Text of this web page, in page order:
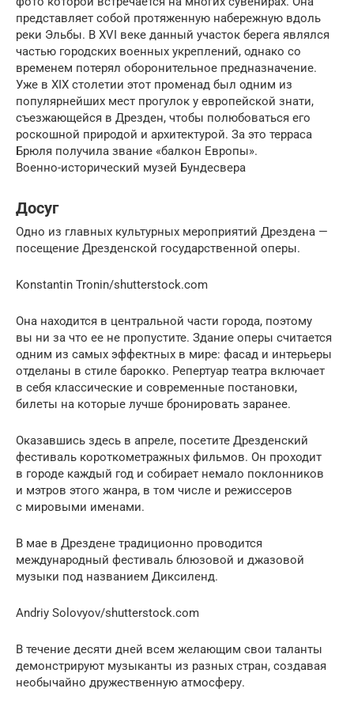
представляет собой протяженную набережную вдоль
реки Эльбы. В XVI веке данный участок берега являлся
частью городских военных укреплений, однако со
временем потерял оборонительное предназначение.
Уже в XIX столетии этот променад был одним из
популярнейших мест прогулок у европейской знати,
съезжающейся в Дрезден, чтобы полюбоваться его
роскошной природой и архитектурой. За это терраса
Брюля получила звание «балкон Европы».
Военно-исторический музей Бундесвера
Досуг
Одно из главных культурных мероприятий Дрездена —
посещение Дрезденской государственной оперы.
Konstantin Tronin/shutterstock.com
Она находится в центральной части города, поэтому
вы ни за что ее не пропустите. Здание оперы считается
одним из самых эффектных в мире: фасад и интерьеры
отделаны в стиле барокко. Репертуар театра включает
в себя классические и современные постановки,
билеты на которые лучше бронировать заранее.
Оказавшись здесь в апреле, посетите Дрезденский
фестиваль короткометражных фильмов. Он проходит
в городе каждый год и собирает немало поклонников
и мэтров этого жанра, в том числе и режиссеров
с мировыми именами.
В мае в Дрездене традиционно проводится
международный фестиваль блюзовой и джазовой
музыки под названием Диксиленд.
Andriy Solovyov/shutterstock.com
В течение десяти дней всем желающим свои таланты
демонстрируют музыканты из разных стран, создавая
необычайно дружественную атмосферу.